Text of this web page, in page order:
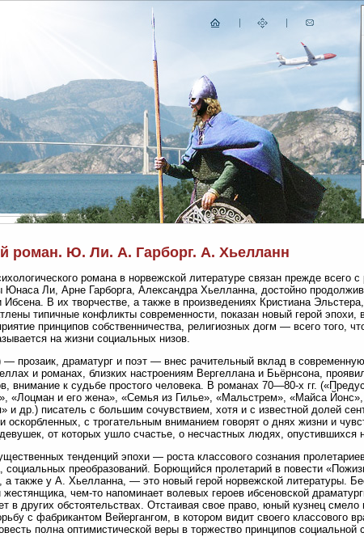
роман. Ю. Ли. А. Гарборг. А. Хьелланн
романа в норвежской литературе связан прежде всего с
Юнаса Ли, Арне Гарборга, Александра Хьелланна, достойно
Ибсена. В их творчестве, а также в произведениях Кристиана
типичные конфликты современности, показан новый герой
принципов собственничества, религиозных догм — всего того,
на жизни социальных низов.
прозаик, драматург и поэт — внес рачительный вклад в
и романах, близких настроениям Вергеллана и Бьёрнсона,
внимание к судьбе простого человека. В романах 70—80-х гг.
«Лоцман и его жена», «Семья из Гилье», «Мальстрем», «Майса
и др.) писатель с большим сочувствием, хотя и с известной долей
оскорбленных, с трогательным вниманием говорят о днях жизни и
от которых ушло счастье, о несчастных людях, опустившихся
тенденций эпохи — роста классового сознания
социальных преобразований. Борющийся пролетарий в повести
а также у А. Хьелланна, — это новый герой норвежской литературы.
чем-то напоминает волевых героев ибсеновской
в других обстоятельствах. Отстаивая свое право, юный кузнец
с фабрикантом Вейергангом, в котором видит своего классового
полна оптимистической веры в торжество принципов социальной